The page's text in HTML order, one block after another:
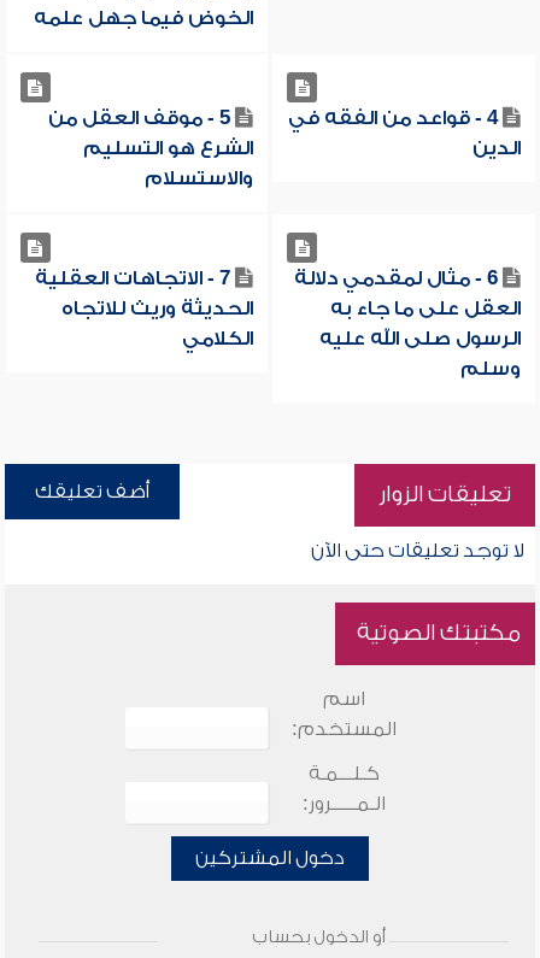
الخوض فيما جهل علمه
4 - قواعد من الفقه في
الدين
5 - موقف العقل من
الشرع هو التسليم
والاستسلام
6 - مثال لمقدمي دلالة
العقل على ما جاء به
الرسول صلى الله عليه
وسلم
7 - الاتجاهات العقلية
الحديثة وريث للاتجاه
الكلامي
تعليقات الزوار أضف تعليقك
لا توجد تعليقات حتى الآن
مكتبتك الصوتية
اسم
المستخدم:
كـلـــمـة
الـمـــــرور:
دخول المشتركين
أو الدخول بحساب